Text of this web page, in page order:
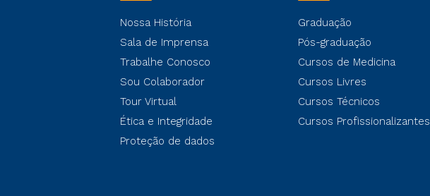
Nossa História
Sala de Imprensa
Trabalhe Conosco
Sou Colaborador
Tour Virtual
Ética e Integridade
Proteção de dados
Graduação
Pós-graduação
Cursos de Medicina
Cursos Livres
Cursos Técnicos
Cursos Profissionalizantes